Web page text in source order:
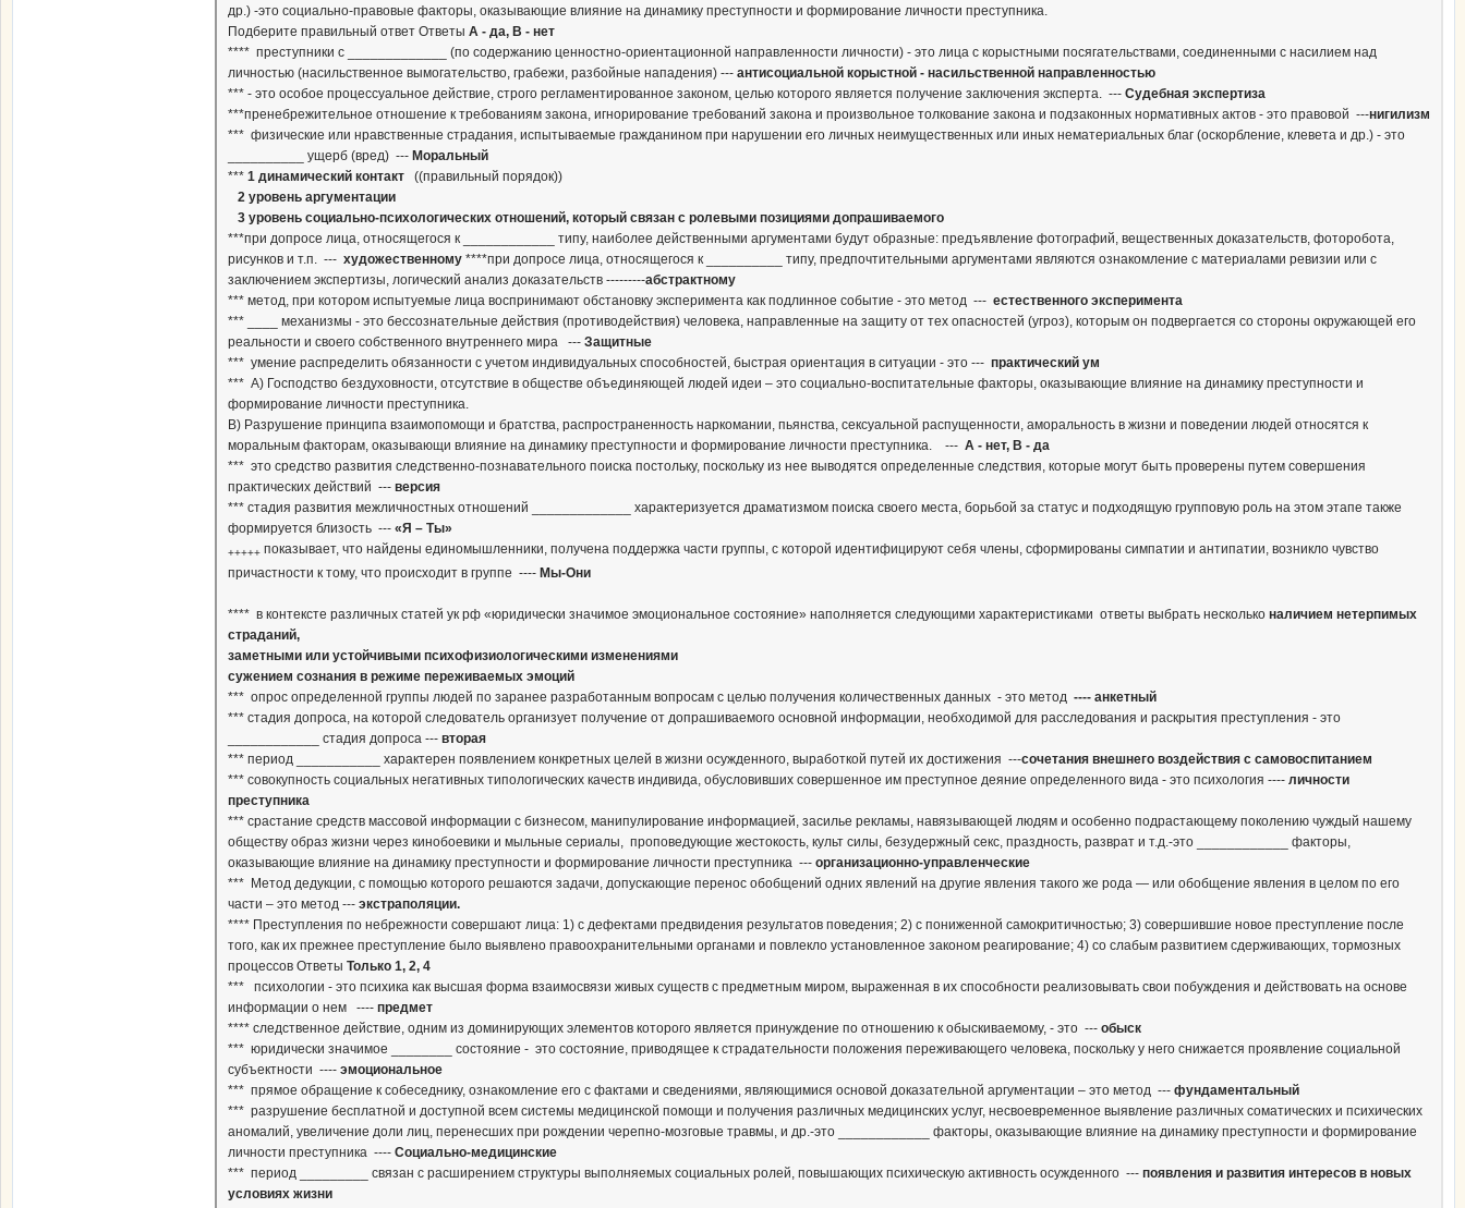
др.) -это социально-правовые факторы, оказывающие влияние на динамику преступности и формирование личности преступника.
Подберите правильный ответ Ответы А - да, В - нет
**** преступники с _____________ (по содержанию ценностно-ориентационной направленности личности) - это лица с корыстными посягательствами, соединенными с насилием над
личностью (насильственное вымогательство, грабежи, разбойные нападения) --- антисоциальной корыстной - насильственной направленностью
*** - это особое процессуальное действие, строго регламентированное законом, целью которого является получение заключения эксперта. --- Судебная экспертиза
***пренебрежительное отношение к требованиям закона, игнорирование требований закона и произвольное толкование закона и подзаконных нормативных актов - это правовой ---нигилизм
*** физические или нравственные страдания, испытываемые гражданином при нарушении его личных неимущественных или иных нематериальных благ (оскорбление, клевета и др.) - это
__________ ущерб (вред) --- Моральный
*** 1 динамический контакт ((правильный порядок))
2 уровень аргументации
3 уровень социально-психологических отношений, который связан с ролевыми позициями допрашиваемого
***при допросе лица, относящегося к ____________ типу, наиболее действенными аргументами будут образные: предъявление фотографий, вещественных доказательств, фоторобота,
рисунков и т.п. --- художественному ****при допросе лица, относящегося к __________ типу, предпочтительными аргументами являются ознакомление с материалами ревизии или с
заключением экспертизы, логический анализ доказательств ---------абстрактному
*** метод, при котором испытуемые лица воспринимают обстановку эксперимента как подлинное событие - это метод --- естественного эксперимента
*** ____ механизмы - это бессознательные действия (противодействия) человека, направленные на защиту от тех опасностей (угроз), которым он подвергается со стороны окружающей его
реальности и своего собственного внутреннего мира --- Защитные
*** умение распределить обязанности с учетом индивидуальных способностей, быстрая ориентация в ситуации - это --- практический ум
*** А) Господство бездуховности, отсутствие в обществе объединяющей людей идеи – это социально-воспитательные факторы, оказывающие влияние на динамику преступности и
формирование личности преступника.
В) Разрушение принципа взаимопомощи и братства, распространенность наркомании, пьянства, сексуальной распущенности, аморальность в жизни и поведении людей относятся к
моральным факторам, оказывающи влияние на динамику преступности и формирование личности преступника. --- А - нет, В - да
*** это средство развития следственно-познавательного поиска постольку, поскольку из нее выводятся определенные следствия, которые могут быть проверены путем совершения
практических действий --- версия
*** стадия развития межличностных отношений _____________ характеризуется драматизмом поиска своего места, борьбой за статус и подходящую групповую роль на этом этапе также
формируется близость --- «Я – Ты»
+++++ показывает, что найдены единомышленники, получена поддержка части группы, с которой идентифицируют себя члены, сформированы симпатии и антипатии, возникло чувство
причастности к тому, что происходит в группе ---- Мы-Они
**** в контексте различных статей ук рф «юридически значимое эмоциональное состояние» наполняется следующими характеристиками ответы выбрать несколько наличием нетерпимых
страданий,
заметными или устойчивыми психофизиологическими изменениями
сужением сознания в режиме переживаемых эмоций
*** опрос определенной группы людей по заранее разработанным вопросам с целью получения количественных данных - это метод ---- анкетный
*** стадия допроса, на которой следователь организует получение от допрашиваемого основной информации, необходимой для расследования и раскрытия преступления - это
____________ стадия допроса --- вторая
*** период ___________ характерен появлением конкретных целей в жизни осужденного, выработкой путей их достижения ---сочетания внешнего воздействия с самовоспитанием
*** совокупность социальных негативных типологических качеств индивида, обусловивших совершенное им преступное деяние определенного вида - это психология ---- личности
преступника
*** срастание средств массовой информации с бизнесом, манипулирование информацией, засилье рекламы, навязывающей людям и особенно подрастающему поколению чуждый нашему
обществу образ жизни через кинобоевики и мыльные сериалы, проповедующие жестокость, культ силы, безудержный секс, праздность, разврат и т.д.-это ____________ факторы,
оказывающие влияние на динамику преступности и формирование личности преступника --- организационно-управленческие
*** Метод дедукции, с помощью которого решаются задачи, допускающие перенос обобщений одних явлений на другие явления такого же рода — или обобщение явления в целом по его
части – это метод --- экстраполяции.
**** Преступления по небрежности совершают лица: 1) с дефектами предвидения результатов поведения; 2) с пониженной самокритичностью; 3) совершившие новое преступление после
того, как их прежнее преступление было выявлено правоохранительными органами и повлекло установленное законом реагирование; 4) со слабым развитием сдерживающих, тормозных
процессов Ответы Только 1, 2, 4
*** психологии - это психика как высшая форма взаимосвязи живых существ с предметным миром, выраженная в их способности реализовывать свои побуждения и действовать на основе
информации о нем ---- предмет
**** следственное действие, одним из доминирующих элементов которого является принуждение по отношению к обыскиваемому, - это --- обыск
*** юридически значимое ________ состояние - это состояние, приводящее к страдательности положения переживающего человека, поскольку у него снижается проявление социальной
субъектности ---- эмоциональное
*** прямое обращение к собеседнику, ознакомление его с фактами и сведениями, являющимися основой доказательной аргументации – это метод --- фундаментальный
*** разрушение бесплатной и доступной всем системы медицинской помощи и получения различных медицинских услуг, несвоевременное выявление различных соматических и психических
аномалий, увеличение доли лиц, перенесших при рождении черепно-мозговые травмы, и др.-это ____________ факторы, оказывающие влияние на динамику преступности и формирование
личности преступника ---- Социально-медицинские
*** период _________ связан с расширением структуры выполняемых социальных ролей, повышающих психическую активность осужденного --- появления и развития интересов в новых
условиях жизни